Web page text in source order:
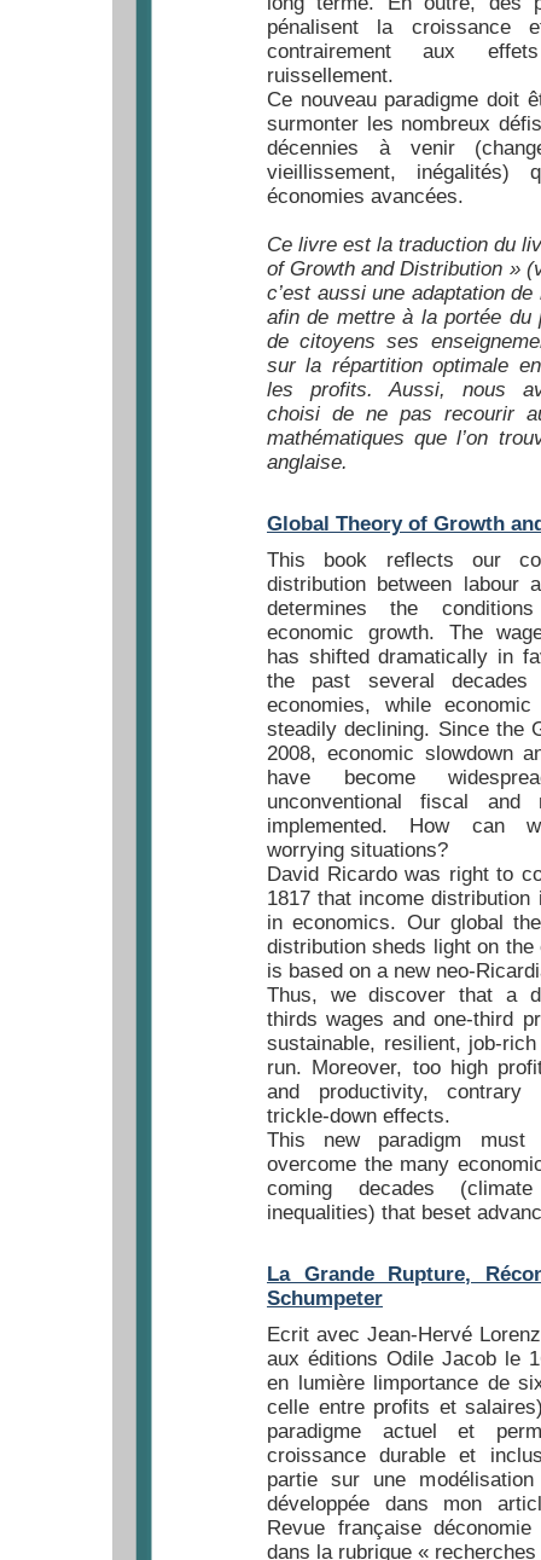
pénalisent la croissance
contrairement aux
ruissellement.
Ce nouveau paradigme doit
surmonter les nombreux
décennies à venir
vieillissement, inégalités)
économies avancées.
Ce livre est la traduction du
of Growth and Distribution »
c’est aussi une adaptation
afin de mettre à la portée du
de citoyens ses
sur la répartition optimale
les profits. Aussi, nous
choisi de ne pas recourir
mathématiques que l’on
anglaise.
Global Theory of Growth
This book reflects our
distribution between labour
determines the
economic growth. The
has shifted dramatically in
the past several
economies, while
steadily declining. Since the
2008, economic slowdown
have become
unconventional fiscal and
implemented. How can
worrying situations?
David Ricardo was right to
1817 that income
in economics. Our global
distribution sheds light on
is based on a new neo-
Thus, we discover that a
thirds wages and one-third
sustainable, resilient, job-
run. Moreover, too high
and productivity,
trickle-down effects.
This new paradigm must
overcome the many
coming decades
inequalities) that beset
La Grande Rupture,
Schumpeter
Ecrit avec Jean-Hervé
aux éditions Odile Jacob le
en lumière limportance de
celle entre profits et
paradigme actuel et
croissance durable et
partie sur une
développée dans mon
Revue française
dans la rubrique «